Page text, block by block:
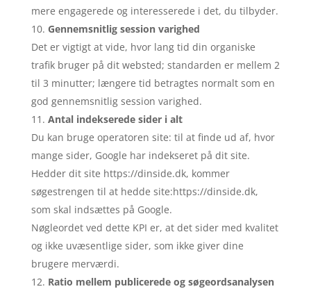
mere engagerede og interesserede i det, du tilbyder.
Gennemsnitlig session varighed
Det er vigtigt at vide, hvor lang tid din organiske
trafik bruger på dit websted; standarden er mellem 2
til 3 minutter; længere tid betragtes normalt som en
god gennemsnitlig session varighed.
Antal indekserede sider i alt
Du kan bruge operatoren site: til at finde ud af, hvor
mange sider, Google har indekseret på dit site.
Hedder dit site https://dinside.dk, kommer
søgestrengen til at hedde site:https://dinside.dk,
som skal indsættes på Google.
Nøgleordet ved dette KPI er, at det sider med kvalitet
og ikke uvæsentlige sider, som ikke giver dine
brugere merværdi.
Ratio mellem publicerede og søgeordsanalysen